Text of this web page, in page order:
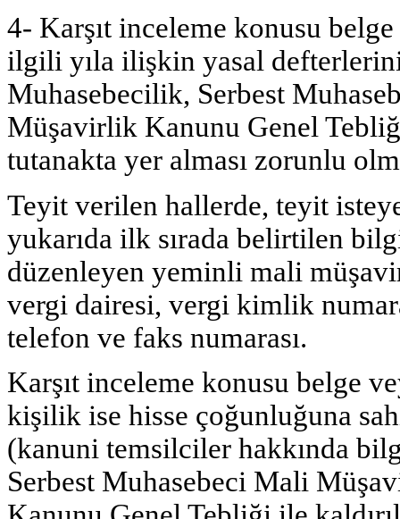
4- Karşıt inceleme konusu
ilgili yıla ilişkin yasal
Muhasebecilik, Serbest
Müşavirlik Kanunu Genel
tutanakta yer alması zorunlu
Teyit verilen hallerde, teyit
yukarıda ilk sırada belirtilen
düzenleyen yeminli mali
vergi dairesi, vergi kimlik
telefon ve faks numarası.
Karşıt inceleme konusu belge
kişilik ise hisse çoğunluğuna
(kanuni temsilciler hakkında
Serbest Muhasebeci Mali